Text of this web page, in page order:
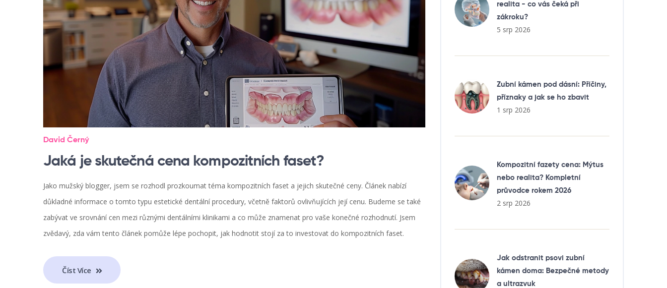
David Černý
Jaká je skutečná cena kompozitních faset?
Jako mužský blogger, jsem se rozhodl prozkoumat téma kompozitních faset a jejich skutečné ceny. Článek nabízí
důkladné informace o tomto typu estetické dentální procedury, včetně faktorů ovlivňujících její cenu. Budeme se také
zabývat ve srovnání cen mezi různými dentálními klinikami a co může znamenat pro vaše konečné rozhodnutí. Jsem
zvědavý, zda vám tento článek pomůže lépe pochopit, jak hodnotit stojí za to investovat do kompozitních faset.
Číst Více
realita - co vás čeká při
zákroku?
5 srp 2026
Zubní kámen pod dásní: Příčiny,
příznaky a jak se ho zbavit
1 srp 2026
Kompozitní fazety cena: Mýtus
nebo realita? Kompletní
průvodce rokem 2026
2 srp 2026
Jak odstranit psovi zubní
kámen doma: Bezpečné metody
a ultrazvuk